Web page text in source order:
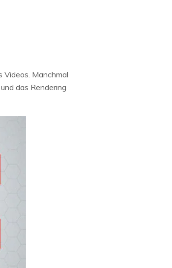
Videos. Manchmal
das Rendering